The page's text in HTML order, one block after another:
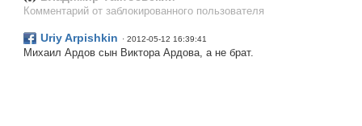
Комментарий от заблокированного пользователя
Uriy Arpishkin · 2012-05-12 16:39:41
Михаил Ардов сын Виктора Ардова, а не брат.